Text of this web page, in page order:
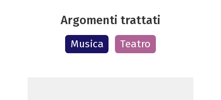
Argomenti trattati
Musica Teatro